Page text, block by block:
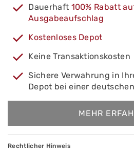
Dauerhaft 100% Rabatt
Ausgabeaufschlag
Kostenloses Depot
Keine Transaktionskosten
Sichere Verwahrung in
Depot bei einer
MEHR
Rechtlicher Hinweis